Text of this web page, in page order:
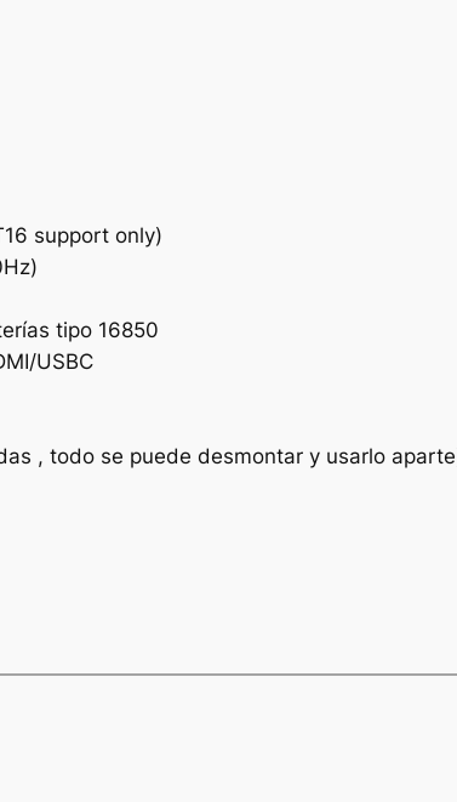
support only)
tipo 16850
USBC
, todo se puede desmontar y usarlo